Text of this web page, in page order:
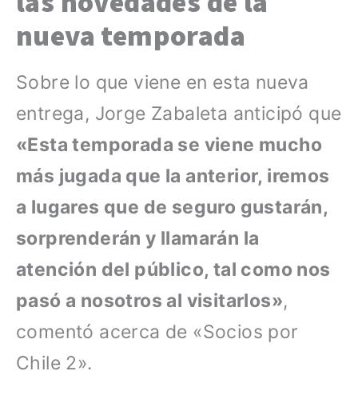
nueva temporada
Sobre lo que viene en esta nueva
entrega, Jorge Zabaleta anticipó que
«Esta temporada se viene mucho
más jugada que la anterior, iremos
a lugares que de seguro gustarán,
sorprenderán y llamarán la
atención del público, tal como nos
pasó a nosotros al visitarlos»,
comentó acerca de «Socios por
Chile 2».